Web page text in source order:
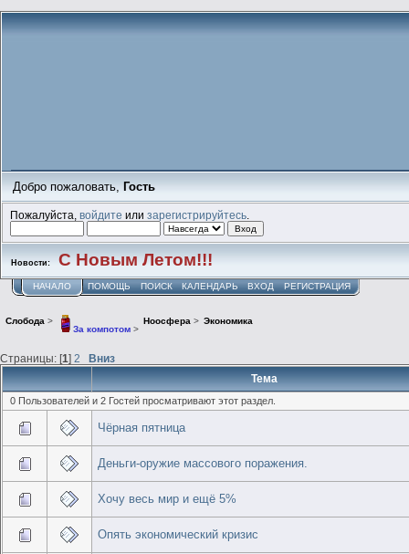
Добро пожаловать, Гость
Пожалуйста,войдите илизарегистрируйтесь
Новости: С Новым Летом!!!
НАЧАЛО ПОМОЩЬ ПОИСК КАЛЕНДАРЬ ВХОД РЕГИСТРАЦИЯ
Слобода >
За компотом>
Ноосфера > Экономика
Страницы: [1] 2
Вниз
Тема
0 Пользователей и 2 Гостей просматривают этот раздел.
Чёрная пятница
Деньги-оружие массового поражения.
Хочу весь мир и ещё 5%
Опять экономический кризис